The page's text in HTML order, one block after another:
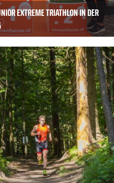
EXTREME TRIATHLON IN DER